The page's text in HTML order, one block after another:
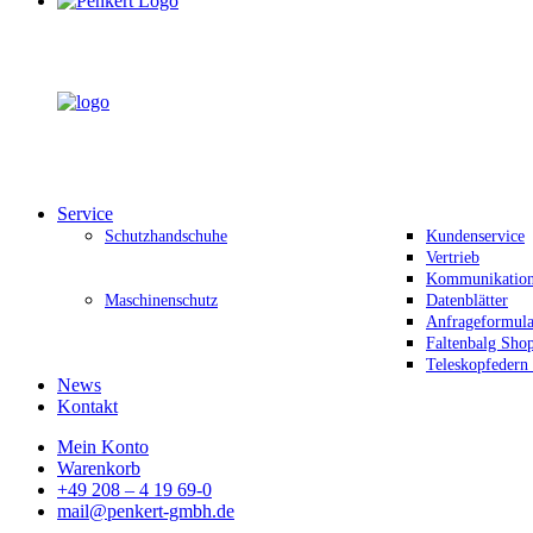
Service
Schutzhandschuhe
Kundenservice
Vertrieb
Maschinenschutz
Datenblätter
Faltenbalg
Teleskopfedern
News
Kontakt
Mein Konto
Warenkorb
+49 208 – 4 19 69-0
mail@penkert-gmbh.de